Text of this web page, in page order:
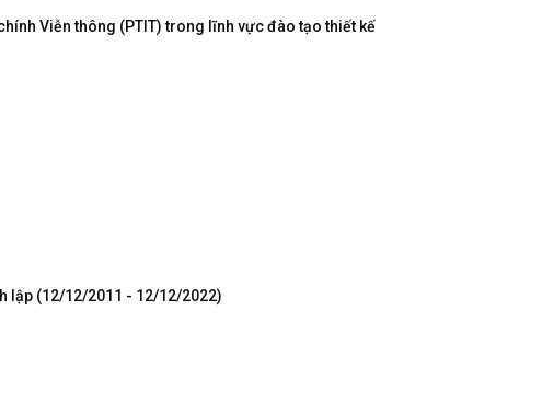
Viễn thông (PTIT) trong lĩnh vực đào tạo thiết kế
lập (12/12/2011 - 12/12/2022)